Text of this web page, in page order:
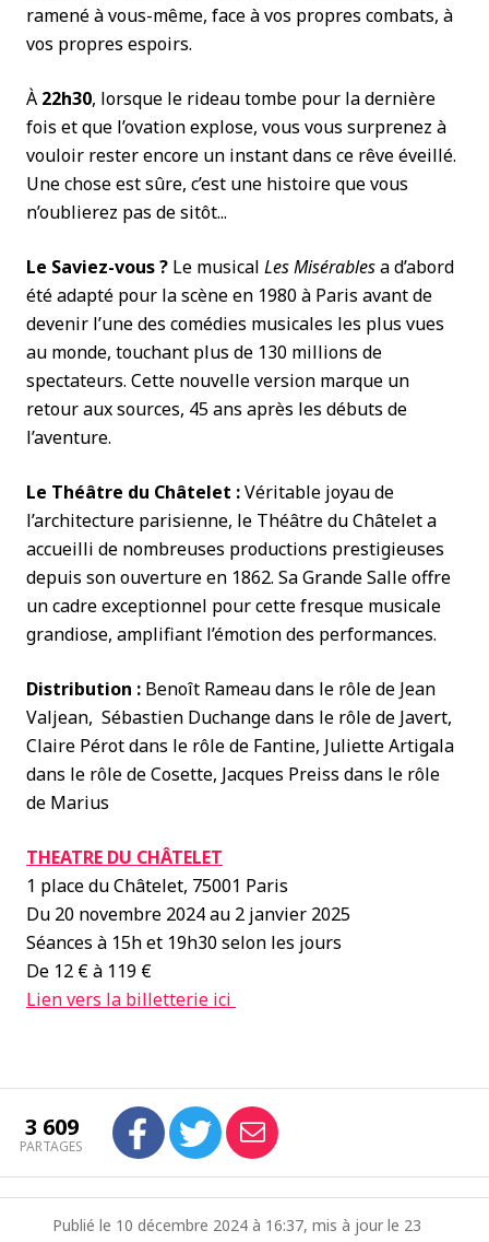
ramené à vous-même, face à vos propres combats, à
vos propres espoirs.
À 22h30, lorsque le rideau tombe pour la dernière
fois et que l’ovation explose, vous vous surprenez à
vouloir rester encore un instant dans ce rêve éveillé.
Une chose est sûre, c’est une histoire que vous
n’oublierez pas de sitôt...
Le Saviez-vous ? Le musical Les Misérablesa d’abord
été adapté pour la scène en 1980 à Paris avant de
devenir l’une des comédies musicales les plus vues
au monde, touchant plus de 130 millions de
spectateurs. Cette nouvelle version marque un
retour aux sources, 45 ans après les débuts de
l’aventure.
Le Théâtre du Châtelet :Véritable joyau de
l’architecture parisienne, le Théâtre du Châtelet a
accueilli de nombreuses productions prestigieuses
depuis son ouverture en 1862. Sa Grande Salle offre
un cadre exceptionnel pour cette fresque musicale
grandiose, amplifiant l’émotion des performances.
Distribution : Benoît Rameau dans le rôle de Jean
Valjean, Sébastien Duchange dans le rôle de Javert,
Claire Pérot dans le rôle de Fantine, Juliette Artigala
dans le rôle de Cosette, Jacques Preiss dans le rôle
de Marius
THEATRE DU CHÂTELET
1 place du Châtelet, 75001 Paris
Du 20 novembre 2024 au 2 janvier 2025
Séances à 15h et 19h30 selon les jours
De 12 € à 119 €
Lien vers la billetterie ici
3 609
PARTAGES
Publié le 10 décembre 2024 à 16:37, mis à jour le 23